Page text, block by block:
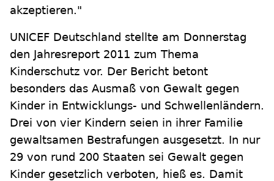
akzeptieren."
UNICEF Deutschland stellte am Donnerstag
den Jahresreport 2011 zum Thema
Kinderschutz vor. Der Bericht betont
besonders das Ausmaß von Gewalt gegen
Kinder in Entwicklungs- und Schwellenländern.
Drei von vier Kindern seien in ihrer Familie
gewaltsamen Bestrafungen ausgesetzt. In nur
29 von rund 200 Staaten sei Gewalt gegen
Kinder gesetzlich verboten, hieß es. Damit